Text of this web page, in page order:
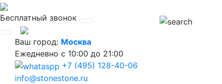
Бесплатный звонок
Ваш город: Москва
Ежедневно с 10:00 до 21:00
+7 (495) 128-40-06
info@stonestone.ru